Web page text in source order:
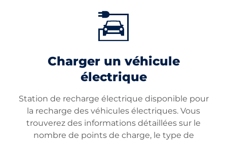
Charger un véhicule
électrique
Station de recharge électrique disponible pour
la recharge des véhicules électriques. Vous
trouverez des informations détaillées sur le
nombre de points de charge, le type de